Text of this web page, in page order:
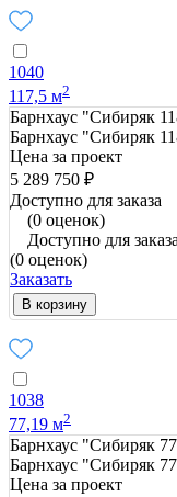
1040
117,5 м2
Барнхаус "Сибиряк
Барнхаус "Сибиряк
Цена за проект
5 289 750 ₽
Доступно для заказа
(0 оценок)
Доступно для заказа
(0 оценок)
Заказать
В корзину
1038
77,19 м2
Барнхаус "Сибиряк
Барнхаус "Сибиряк
Цена за проект